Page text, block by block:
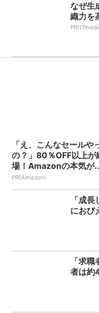
なぜ生
織力を
「え、こんなセールや
の？」80％OFF以上が
場！Amazonの本気が
PR(Amazon)
「成
におび
「求
者は約